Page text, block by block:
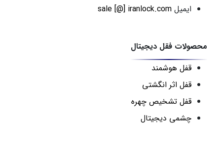
ایمیل sale [@] iranlock.com
محصولات فقل دیجیتال
قفل هوشمند
قفل اثر انگشتی
قفل تشخیص چهره
چشمی دیجیتال